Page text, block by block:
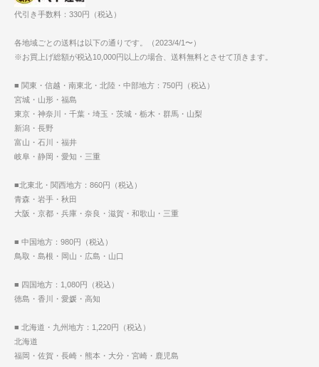
代引き手数料：330円（税込）
各地域ごとの送料は以下の通りです。（2023/4/1〜）
※お買上げ総額が税込10,000円以上の場合、送料無料とさせて頂きます。
■ 関東・信越・南東北・北陸・中部地方：750円（税込）
宮城・山形・福島
東京・神奈川・千葉・埼玉・茨城・栃木・群馬・山梨
新潟・長野
富山・石川・福井
岐阜・静岡・愛知・三重
■北東北・関西地方：860円（税込）
青森・岩手・秋田
大阪・京都・兵庫・奈良・滋賀・和歌山・三重
■ 中国地方：980円（税込）
鳥取・島根・岡山・広島・山口
■ 四国地方：1,080円（税込）
徳島・香川・愛媛・高知
■ 北海道・九州地方：1,220円（税込）
北海道
福岡・佐賀・長崎・熊本・大分・宮崎・鹿児島